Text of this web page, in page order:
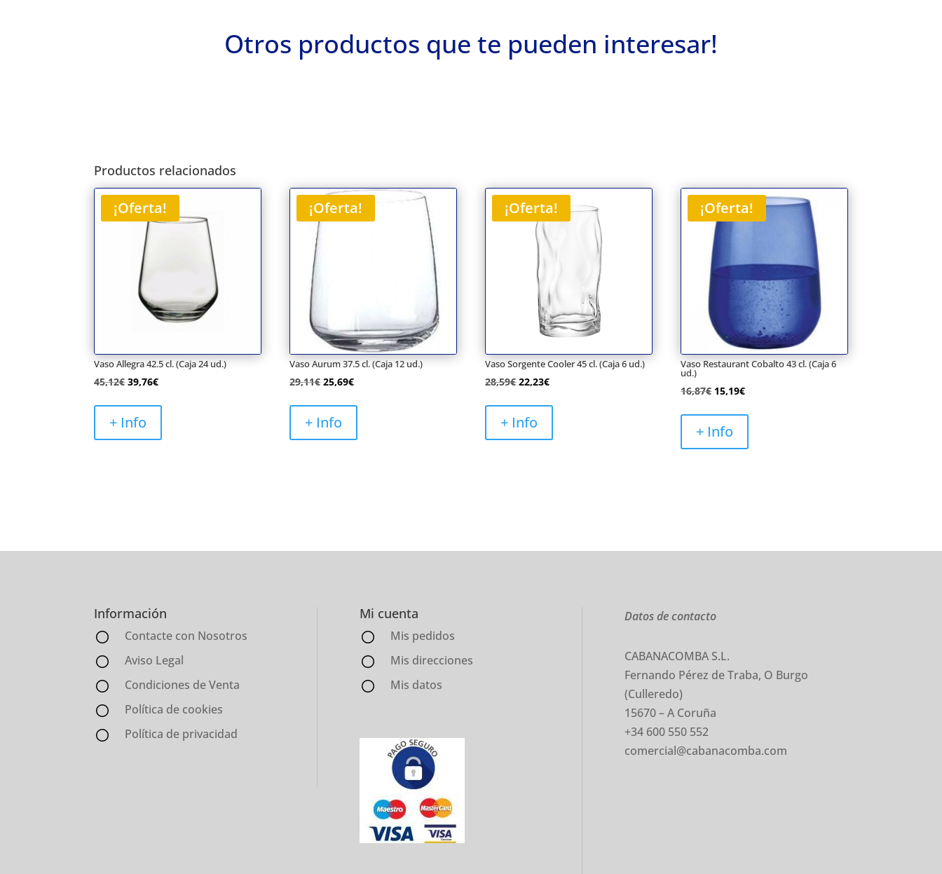
Otros productos que te pueden interesar!
Productos relacionados
¡Oferta!
Vaso Allegra 42.5 cl. (Caja 24 ud.)
45,12€El
original
era:
39,76€El
es:
+ Info
¡Oferta!
Vaso Aurum 37.5 cl. (Caja 12 ud.)
29,11€El
original
era:
25,69€El
es:
+ Info
¡Oferta!
Vaso Sorgente Cooler 45 cl. (Caja 6 ud.)
28,59€El
original
era:
22,23€El
es:
+ Info
¡Oferta!
Vaso Restaurant Cobalto 43 cl. (Caja 6
ud.)
16,87€ El
original
era:
15,19€El
es:
+ Info
Información
Contacte con Nosotros
Aviso Legal
Condiciones de Venta
Política de cookies
Política de privacidad
Mi cuenta
Mis pedidos
Mis direcciones
Mis datos
Datos de contacto
CABANACOMBA S.L.
Fernando Pérez de Traba, O Burgo
(Culleredo)
15670 – A Coruña
+34 600 550 552
comercial@cabanacomba.com